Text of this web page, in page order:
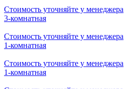
Стоимость уточняйте у менеджера
2-комнатная
Стоимость уточняйте у менеджера
2-комнатная
Стоимость уточняйте у менеджера
2-комнатная